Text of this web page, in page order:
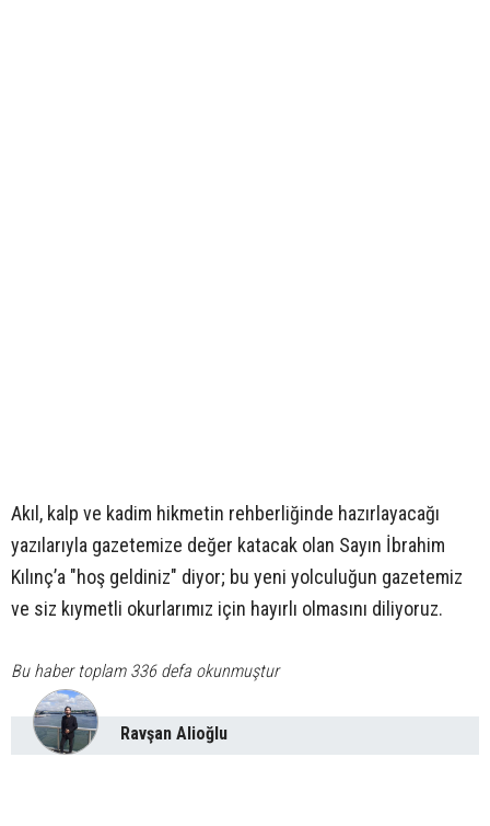
Akıl, kalp ve kadim hikmetin rehberliğinde hazırlayacağı
yazılarıyla gazetemize değer katacak olan Sayın İbrahim
Kılınç’a "hoş geldiniz" diyor; bu yeni yolculuğun gazetemiz
ve siz kıymetli okurlarımız için hayırlı olmasını diliyoruz.
Bu haber toplam 336 defa okunmuştur
Ravşan Alioğlu